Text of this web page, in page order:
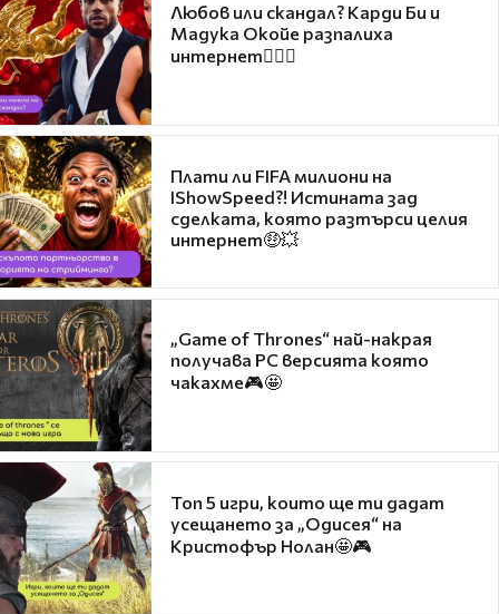
Любов или скандал? Карди Би и
Мадука Окойе разпалиха
интернет❤️‍🔥🔥
Плати ли FIFA милиони на
IShowSpeed?! Истината зад
сделката, която разтърси целия
интернет🤑💥
„Game of Thrones“ най-накрая
получава PC версията която
чакахме🎮🤩
Топ 5 игри, които ще ти дадат
усещането за „Одисея“ на
Кристофър Нолан🤩🎮